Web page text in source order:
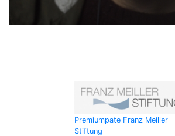
Premiumpate Franz Meiller
Stiftung